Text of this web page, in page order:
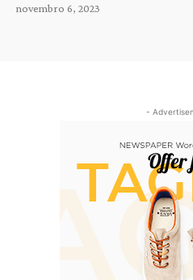
novembro 6, 2023
-